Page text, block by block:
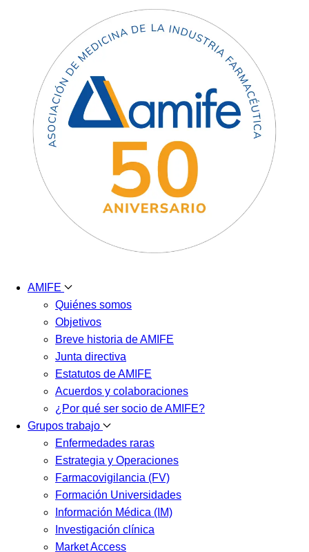
AMIFE
Quiénes somos
Objetivos
Breve historia de AMIFE
Junta directiva
Estatutos de AMIFE
Acuerdos y colaboraciones
¿Por qué ser socio de AMIFE?
Grupos trabajo
Enfermedades raras
Estrategia y Operaciones
Farmacovigilancia (FV)
Formación Universidades
Información Médica (IM)
Investigación clínica
Market Access